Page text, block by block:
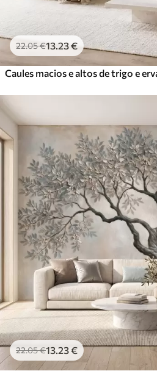
22.05€13.23€
22.05€13 .23€